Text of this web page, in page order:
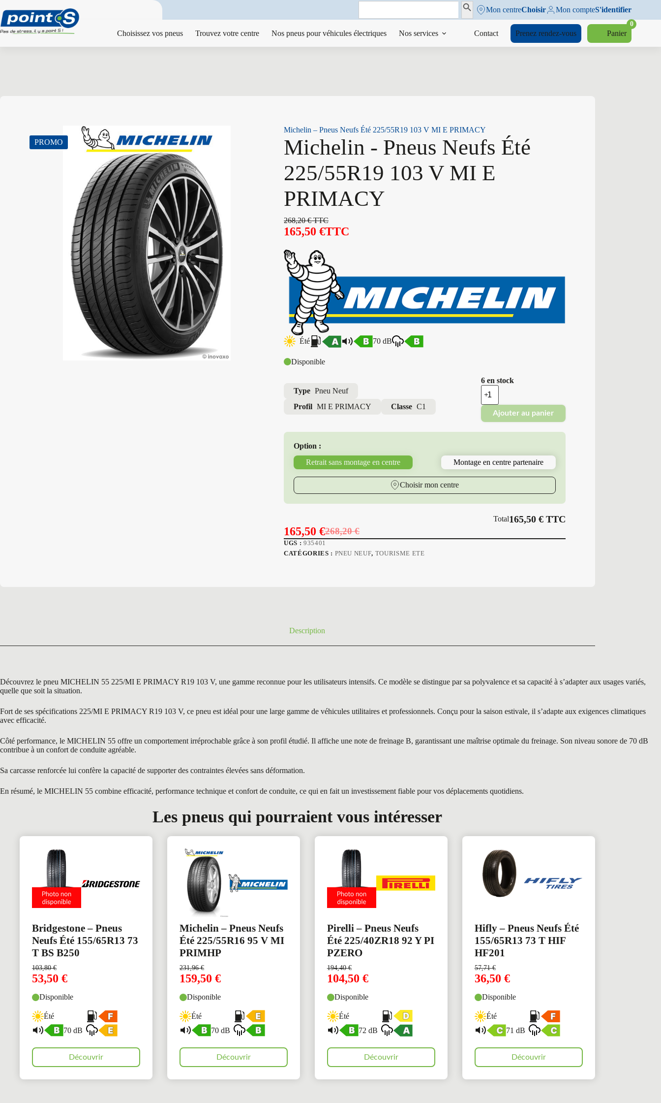
au
contenu
Search
Search ButtonMon centreChoisir Mon compteS'identifier
Choisissez vos pneus Trouvez votre centre Nos pneus pour véhicules électriques Nos services Contact Prenez rendez-vous Panier
0
PROMO
Michelin – Pneus Neufs Été 225/55R19 103 V MI E PRIMACY
Michelin - Pneus Neufs Été
225/55R19 103 V MI E
PRIMACY
268,20€TTC
165,50€TTC
Été 70 dB
Disponible
Type Pneu Neuf
Profil MI E PRIMACY Classe C1
6 en stock
quantité
de
Michelin
Pneus
Neufs
103
V
Ajouter au panier
Option :
Retrait sans montage en centre
Montage en centre partenaire
Choisir mon centre
Total165,50 €TTC
268,20€
Le
prix
165,50€
Le
prix
UGS : 935401
CATÉGORIES : PNEU NEUF, TOURISME ETE
Description
Découvrez le pneu MICHELIN 55 225/MI E PRIMACY R19 103 V, une gamme reconnue pour les utilisateurs intensifs. Ce modèle se distingue par sa polyvalence et sa capacité à s’adapter aux usages variés,
quelle que soit la situation.
Fort de ses spécifications 225/MI E PRIMACY R19 103 V, ce pneu est idéal pour une large gamme de véhicules utilitaires et professionnels. Conçu pour la saison estivale, il s’adapte aux exigences climatiques
avec efficacité.
Côté performance, le MICHELIN 55 offre un comportement irréprochable grâce à son profil étudié. Il affiche une note de freinage B, garantissant une maîtrise optimale du freinage. Son niveau sonore de 70 dB
contribue à un confort de conduite agréable.
Sa carcasse renforcée lui confère la capacité de supporter des contraintes élevées sans déformation.
En résumé, le MICHELIN 55 combine efficacité, performance technique et confort de conduite, ce qui en fait un investissement fiable pour vos déplacements quotidiens.
Les pneus qui pourraient vous intéresser
Bridgestone – Pneus
Neufs Été 155/65R13 73
T BS B250
103,80€
53,50 €
Disponible
Été
70 dB
Découvrir
Michelin – Pneus Neufs
Été 225/55R16 95 V MI
PRIMHP
231,96€
159,50 €
Disponible
Été
70 dB
Découvrir
Pirelli – Pneus Neufs
Été 225/40ZR18 92 Y PI
PZERO
194,40€
104,50 €
Disponible
Été
72 dB
Découvrir
Hifly – Pneus Neufs Été
155/65R13 73 T HIF
HF201
57,71€
36,50 €
Disponible
Été
71 dB
Découvrir